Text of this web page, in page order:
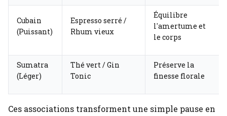
Cubain
(Puissant)
Espresso serré /
Rhum vieux
Équilibre
l'amertume et
le corps
Sumatra
(Léger)
Thé vert / Gin
Tonic
Préserve la
finesse florale
Ces associations transforment une simple pause en